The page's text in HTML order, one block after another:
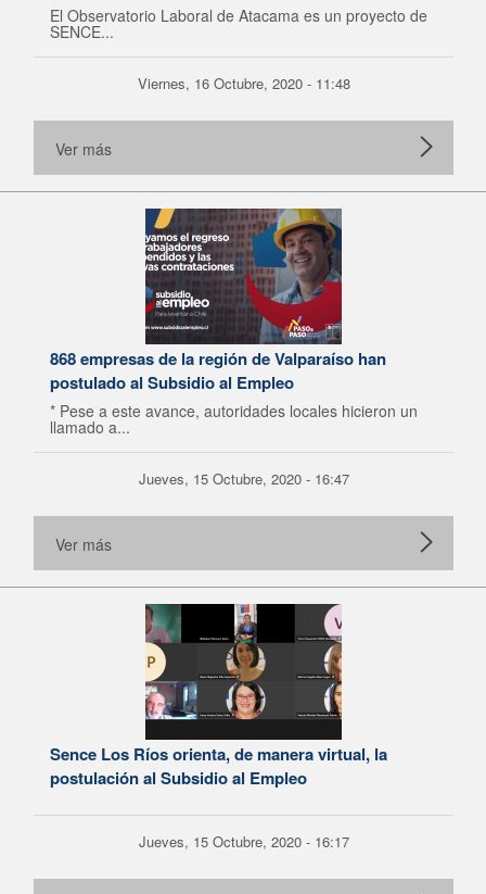
El Observatorio Laboral de Atacama es un proyecto de
SENCE...
Viernes, 16 Octubre, 2020 - 11:48
Ver más
868 empresas de la región de Valparaíso han
postulado al Subsidio al Empleo
* Pese a este avance, autoridades locales hicieron un
llamado a...
Jueves, 15 Octubre, 2020 - 16:47
Ver más
Sence Los Ríos orienta, de manera virtual, la
postulación al Subsidio al Empleo
Jueves, 15 Octubre, 2020 - 16:17